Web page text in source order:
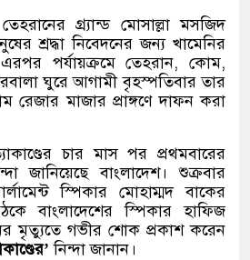
গ্র্যান্ড মোসাল্লা মসজিদ
শ্রদ্ধা নিবেদনের জন্য খামেনির
পর্যায়ক্রমে তেহরান, কোম,
ঘুরে আগামী বৃহস্পতিবার তার
রেজার মাজার প্রাঙ্গণে দাফন করা
চার মাস পর প্রথমবারের
জানিয়েছে বাংলাদেশ। শুক্রবার
স্পিকার মোহাম্মদ বাকের
বাংলাদেশের স্পিকার হাফিজ
মৃত্যুতে গভীর শোক প্রকাশ করেন
নিন্দা জানান।